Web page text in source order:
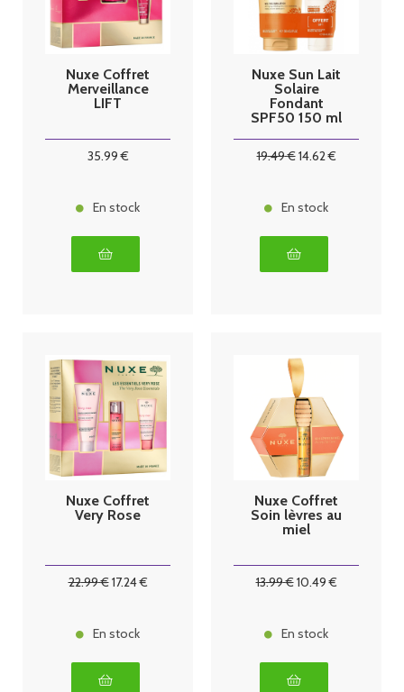
Nuxe Coffret
Merveillance
LIFT
35.99€
En stock
Nuxe Sun Lait
Solaire
Fondant
SPF50 150 ml
100 ml
19.49€14.62€
En stock
Nuxe Coffret
Very Rose
22.99€17.24€
En stock
Nuxe Coffret
Soin lèvres au
miel
13.99€10.49€
En stock